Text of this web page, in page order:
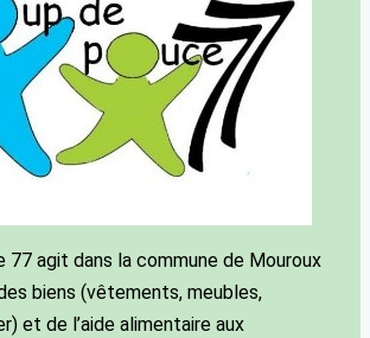
77 agit dans la commune de Mouroux
biens (vêtements, meubles,
et de l’aide alimentaire aux